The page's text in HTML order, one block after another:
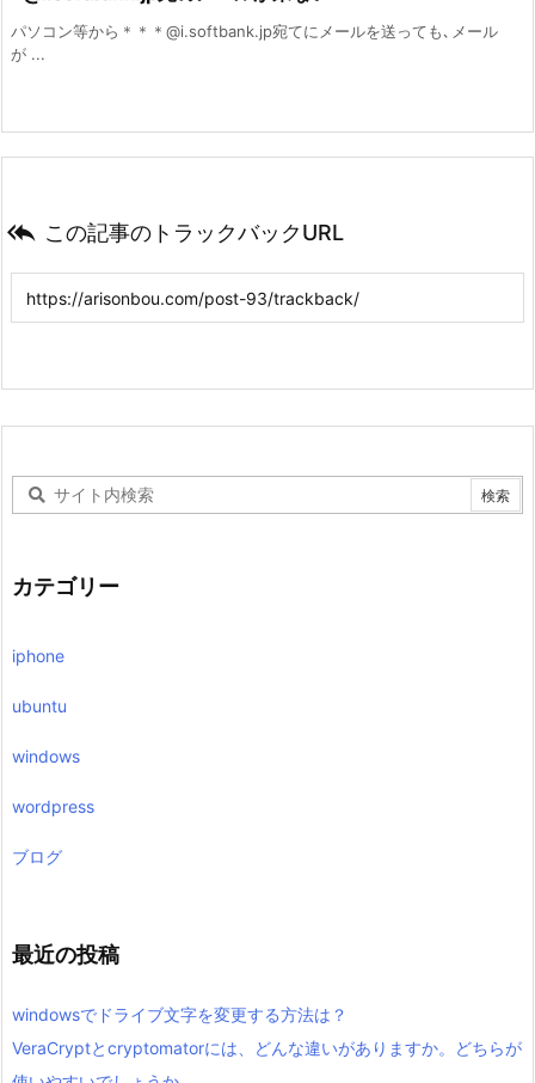
パソコン等から＊＊＊@i.softbank.jp宛てにメールを送っても､メール
が ...
 この記事のトラックバックURL
カテゴリー
iphone
ubuntu
windows
wordpress
ブログ
最近の投稿
windowsでドライブ文字を変更する方法は？
VeraCryptとcryptomatorには、どんな違いがありますか。どちらが